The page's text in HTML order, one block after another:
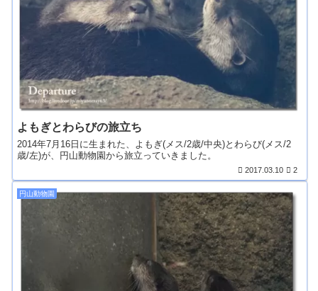
よもぎとわらびの旅立ち
2014年7月16日に生まれた、よもぎ(メス/2歳/中央)とわらび(メス/2
歳/左)が、円山動物園から旅立っていきました。
2017.03.10 2
円山動物園